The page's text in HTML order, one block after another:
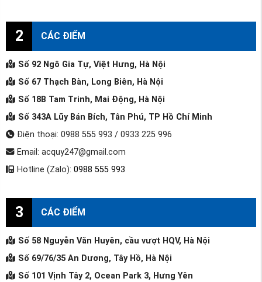
2 CÁC ĐIỂM
Số 92 Ngô Gia Tự, Việt Hưng, Hà Nội
Số 67 Thạch Bàn, Long Biên, Hà Nội
Số 18B Tam Trinh, Mai Động, Hà Nội
Số 343A Lũy Bán Bích, Tân Phú, TP Hồ Chí Minh
Điện thoại: 0988 555 993 / 0933 225 996
Email: acquy247@gmail.com
Hotline (Zalo): 0988 555 993
3 CÁC ĐIỂM
Số 58 Nguyễn Văn Huyên, cầu vượt HQV, Hà Nội
Số 69/76/35 An Dương, Tây Hồ, Hà Nội
Số 101 Vịnh Tây 2, Ocean Park 3, Hưng Yên